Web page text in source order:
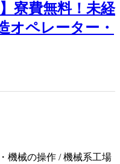
寮費無料！未経
オペレーター・
機械の操作 / 機械系工場